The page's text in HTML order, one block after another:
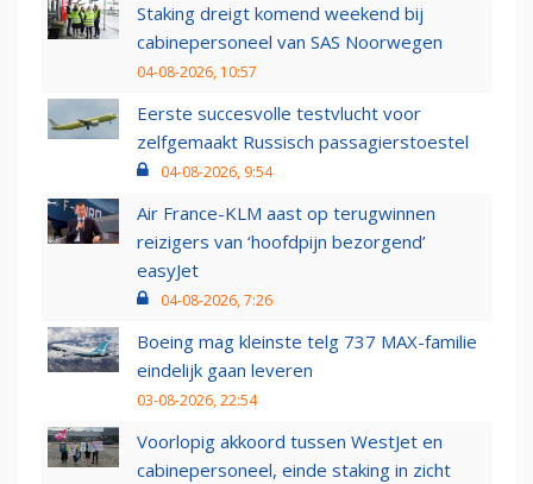
Staking dreigt komend weekend bij
cabinepersoneel van SAS Noorwegen
04-08-2026, 10:57
Eerste succesvolle testvlucht voor
zelfgemaakt Russisch passagierstoestel
04-08-2026, 9:54
Air France-KLM aast op terugwinnen
reizigers van ‘hoofdpijn bezorgend’
easyJet
04-08-2026, 7:26
Boeing mag kleinste telg 737 MAX-familie
eindelijk gaan leveren
03-08-2026, 22:54
Voorlopig akkoord tussen WestJet en
cabinepersoneel, einde staking in zicht